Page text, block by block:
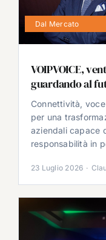
Dal Mercato
VOIPVOICE,
guardando al
Connettività,
per una
aziendali capace
responsabilità in
23 Luglio 2026 ·